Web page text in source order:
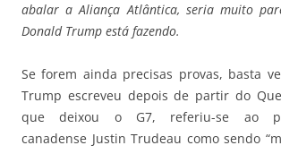
abalar a Aliança Atlântica, seria muito
Donald Trump está fazendo.
Se forem ainda precisas provas, basta
Trump escreveu depois de partir do
que deixou o G7, referiu-se ao
canadense Justin Trudeau como sendo